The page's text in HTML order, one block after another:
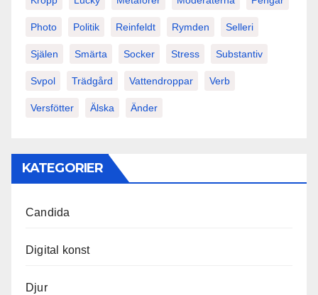
Photo Politik Reinfeldt Rymden Selleri
Själen Smärta Socker Stress Substantiv
Svpol Trädgård Vattendroppar Verb
Versfötter Älska Änder
KATEGORIER
Candida
Digital konst
Djur